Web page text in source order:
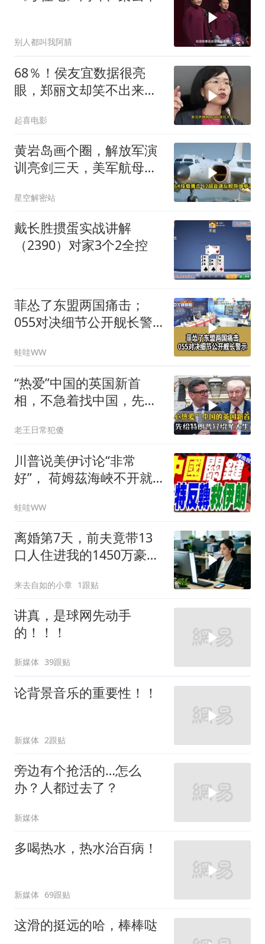
别人都叫我阿腈
68％！侯友宜数据很亮
眼，郑丽文却笑不出来
起喜电影
黄岩岛画个圈，解放军演
训亮剑三天，美军航母从
星空解密站
戴长胜掼蛋实战讲解
（2390）对家3个2全控
菲怂了东盟两国痛击；
055对决细节公开舰长警
冰｜辣晚报20260805
蛙哇WW
“热爱”中国的英国新首
相，不急着找中国，先给
老王日常犯傻
川普说美伊讨论“非常
好”， 荷姆茲海峽不开就
谢寒冰｜辣晚报20260805
蛙哇WW
离婚第7天，前夫竟带13
口人住进我的1450万豪
来去自如的小章 1跟贴
讲真，是球网先动手
的！！！
新媒体 39跟贴
论背景音乐的重要性！！
新媒体 2跟贴
旁边有个抢活的…怎么
办？人都过去了？
新媒体
多喝热水，热水治百病！
新媒体 69跟贴
这滑的挺远的哈，棒棒哒